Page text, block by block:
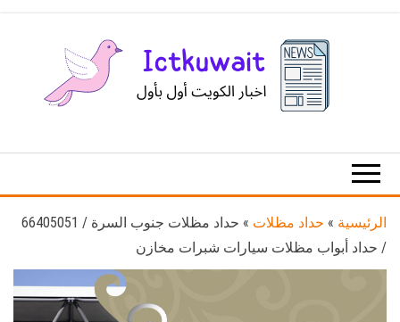
الكويت
الرئيسية » حداد مظلات »
حداد مظلات جنوب السرة / 66405051
/ حداد أبواب مظلات سيارات شبرات مخازن